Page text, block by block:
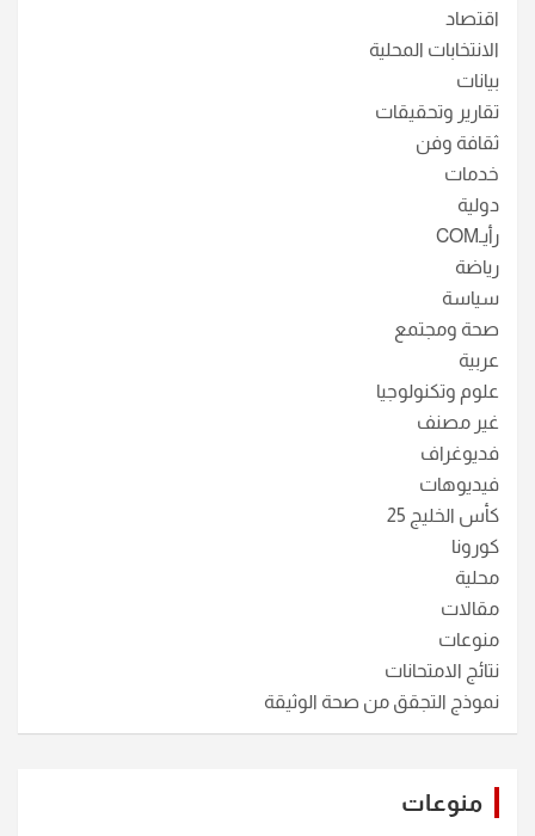
اقتصاد
الانتخابات المحلية
بيانات
تقارير وتحقيقات
ثقافة وفن
خدمات
دولية
رأيـCOM
رياضة
سياسة
صحة ومجتمع
عربية
علوم وتكنولوجيا
غير مصنف
فديوغراف
فيديوهات
كأس الخليج 25
كورونا
محلية
مقالات
منوعات
نتائج الامتحانات
نموذج التجقق من صحة الوثيقة
منوعات